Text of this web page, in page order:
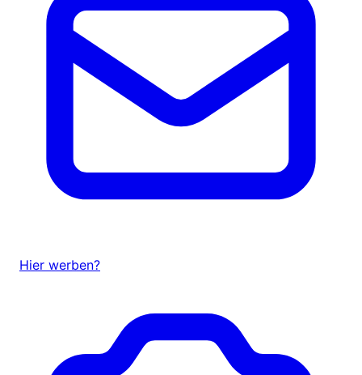
Hier werben?